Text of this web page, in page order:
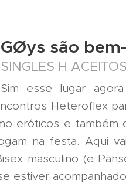
GØys são
SINGLES H ACEITOS
Sim esse lugar
Heteroflex
eróticos e também
na festa. Aqui
masculino (e
estiver